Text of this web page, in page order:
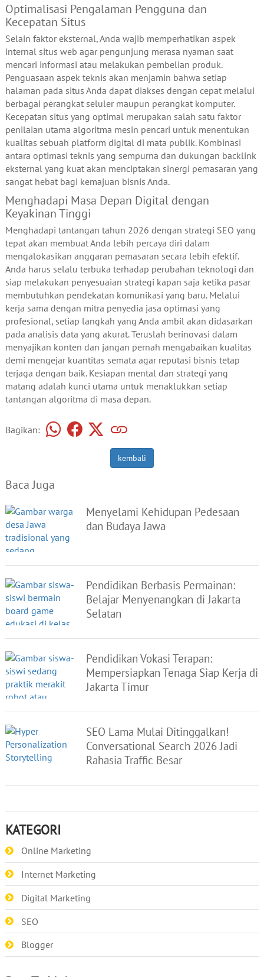
Optimalisasi Pengalaman Pengguna dan
Kecepatan Situs
Selain faktor eksternal, Anda wajib memperhatikan aspek
internal situs web agar pengunjung merasa nyaman saat
mencari informasi atau melakukan pembelian produk.
Penguasaan aspek teknis akan menjamin bahwa setiap
halaman pada situs Anda dapat diakses dengan cepat melalui
berbagai perangkat seluler maupun perangkat komputer.
Kecepatan situs yang optimal merupakan salah satu faktor
penilaian utama algoritma mesin pencari untuk menentukan
kualitas sebuah platform digital di mata publik. Kombinasi
antara optimasi teknis yang sempurna dan dukungan backlink
eksternal yang kuat akan menciptakan sinergi pemasaran yang
sangat hebat bagi kemajuan bisnis Anda.
Menghadapi Masa Depan Digital dengan
Keyakinan Tinggi
Menghadapi tantangan tahun 2026 dengan strategi SEO yang
tepat akan membuat Anda lebih percaya diri dalam
mengalokasikan anggaran pemasaran secara lebih efektif.
Anda harus selalu terbuka terhadap perubahan teknologi dan
siap melakukan penyesuaian strategi kapan saja ketika pasar
membutuhkan pendekatan komunikasi yang baru. Melalui
kerja sama dengan mitra penyedia jasa optimasi yang
profesional, setiap langkah yang Anda ambil akan didasarkan
pada analisis data yang akurat. Teruslah berinovasi dalam
menyajikan konten dan jangan pernah mengabaikan kualitas
demi mengejar kuantitas semata agar reputasi bisnis tetap
terjaga dengan baik. Kesiapan mental dan strategi yang
matang adalah kunci utama untuk menaklukkan setiap
tantangan algoritma di masa depan.
Bagikan:
kembali
Baca Juga
Menyelami Kehidupan Pedesaan
dan Budaya Jawa
Pendidikan Berbasis Permainan:
Belajar Menyenangkan di Jakarta
Selatan
Pendidikan Vokasi Terapan:
Mempersiapkan Tenaga Siap Kerja di
Jakarta Timur
SEO Lama Mulai Ditinggalkan!
Conversational Search 2026 Jadi
Rahasia Traffic Besar
KATEGORI
Online Marketing
Internet Marketing
Digital Marketing
SEO
Blogger